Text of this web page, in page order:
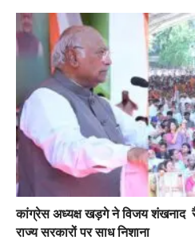
कांग्रेस अध्यक्ष खड़गे ने विजय शंखनाद
राज्य सरकारों पर साध निशाना